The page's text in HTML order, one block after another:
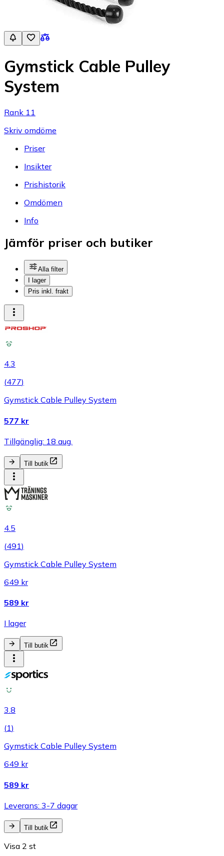
Gymstick Cable Pulley
System
Rank 11
Skriv omdöme
Priser
Insikter
Prishistorik
Omdömen
Info
Jämför priser och butiker
Alla filter
I lager
Pris inkl. frakt
4.3
(477)
Gymstick Cable Pulley System
577 kr
Tillgänglig: 18 aug.
Till butik
4.5
(491)
Gymstick Cable Pulley System
649 kr
589 kr
I lager
Till butik
3.8
(1)
Gymstick Cable Pulley System
649 kr
589 kr
Leverans: 3-7 dagar
Till butik
Visa 2 st